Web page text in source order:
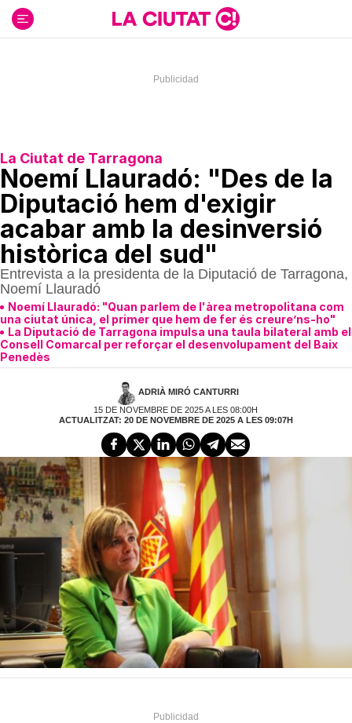
contenido
La Ciutat de Tarragona
Noemí Llauradó: "Des de la
Diputació hem d'exigir
acabar amb la desinversió
històrica del sud"
Entrevista a la presidenta de la Diputació de Tarragona,
Noemí Llauradó
Noemí Llauradó: "Quan parlem de l'àrea metropolitana com
una ciutat única, el primer que hem de fer és creure’ns-ho"
La Diputació de Tarragona impulsa una taula bilateral amb el
Consell Comarcal per reforçar el desenvolupament del Baix
Penedès
ADRIÀ MIRÓ CANTURRI
15 DE NOVEMBRE DE 2025 A LES 08:00H
ACTUALITZAT: 20 DE NOVEMBRE DE 2025 A LES 09:07H